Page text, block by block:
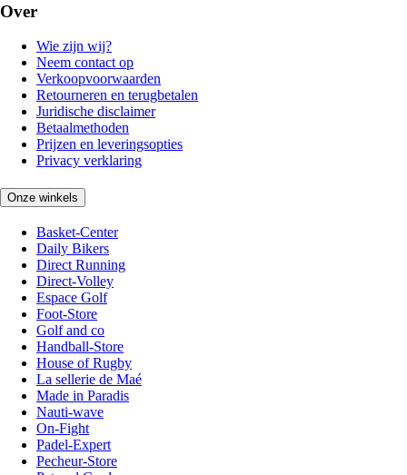
Over
Wie zijn wij?
Neem contact op
Verkoopvoorwaarden
Retourneren en terugbetalen
Juridische disclaimer
Betaalmethoden
Prijzen en leveringsopties
Privacy verklaring
Onze winkels
Basket-Center
Daily Bikers
Direct Running
Direct-Volley
Espace Golf
Foot-Store
Golf and co
Handball-Store
House of Rugby
La sellerie de Maé
Made in Paradis
Nauti-wave
On-Fight
Padel-Expert
Pecheur-Store